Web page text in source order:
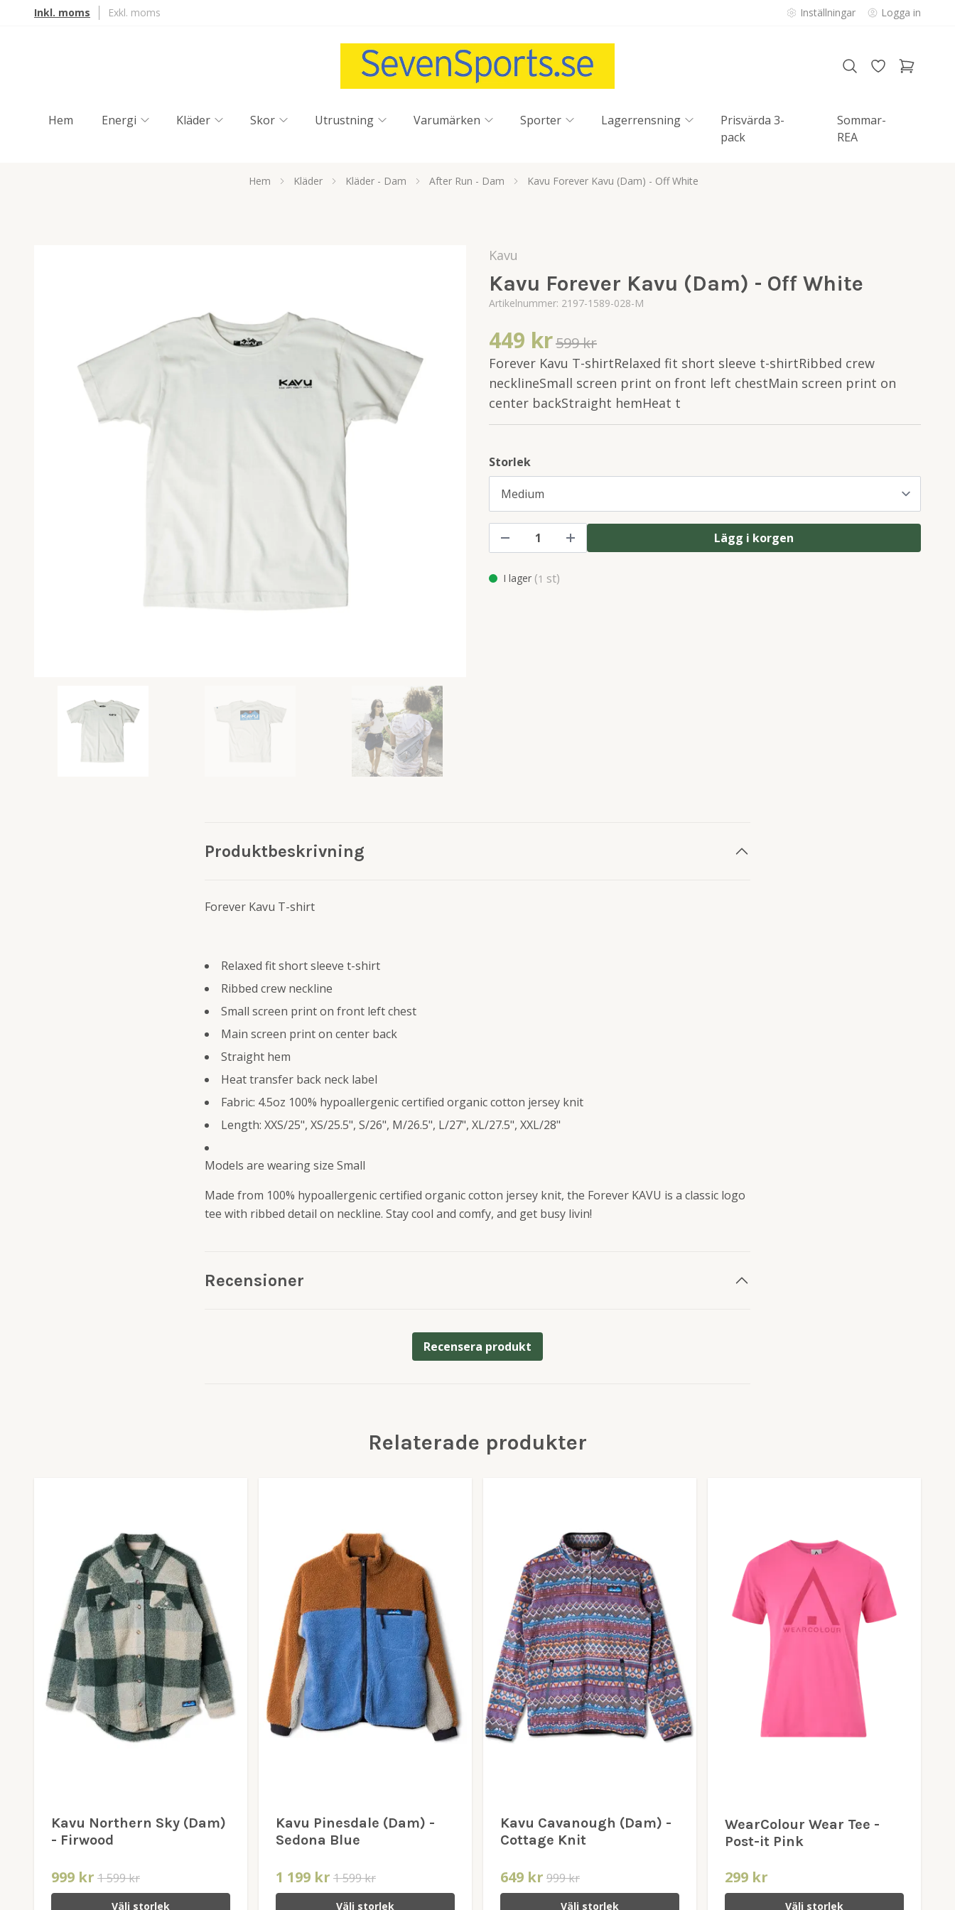
Inkl. moms Exkl. moms Inställningar Logga in
Hem Energi Kläder Skor Utrustning Varumärken Sporter Lagerrensning
Prisvärda 3-
pack
Sommar-
REA
Hem Kläder Kläder - Dam After Run - Dam Kavu Forever Kavu (Dam) - Off White
Kavu
Kavu Forever Kavu (Dam) - Off White
Artikelnummer: 2197-1589-028-M
449 kr599 kr
Forever Kavu T-shirtRelaxed fit short sleeve t-shirtRibbed crew
necklineSmall screen print on front left chestMain screen print on
center backStraight hemHeat t
Storlek
Lägg i korgen
I lager (1 st)
Produktbeskrivning
Forever Kavu T-shirt
Relaxed fit short sleeve t-shirt
Ribbed crew neckline
Small screen print on front left chest
Main screen print on center back
Straight hem
Heat transfer back neck label
Fabric: 4.5oz 100% hypoallergenic certified organic cotton jersey knit
Length: XXS/25", XS/25.5", S/26", M/26.5", L/27", XL/27.5", XXL/28"
Models are wearing size Small
Made from 100% hypoallergenic certified organic cotton jersey knit, the Forever KAVU is a classic logo
tee with ribbed detail on neckline. Stay cool and comfy, and get busy livin!
Recensioner
Recensera produkt
Relaterade produkter
Kavu Northern Sky (Dam)
- Firwood
999 kr 1 599 kr
Välj storlek
Kavu Pinesdale (Dam) -
Sedona Blue
1 199 kr 1 599 kr
Välj storlek
Kavu Cavanough (Dam) -
Cottage Knit
649 kr 999 kr
Välj storlek
WearColour Wear Tee -
Post-it Pink
299 kr
Välj storlek